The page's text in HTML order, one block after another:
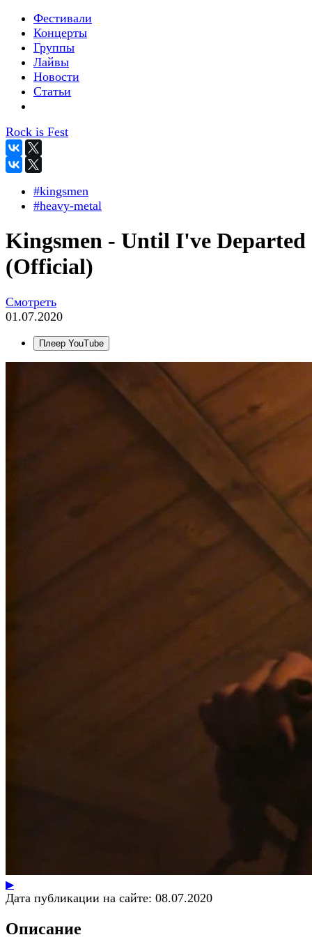
Фестивали
Концерты
Группы
Лайвы
Новости
Статьи
Rock is Fest
#kingsmen
#heavy-metal
Kingsmen - Until I've Departed
(Official)
Смотреть
01.07.2020
Плеер YouTube
▶
Дата публикации на сайте: 08.07.2020
Описание